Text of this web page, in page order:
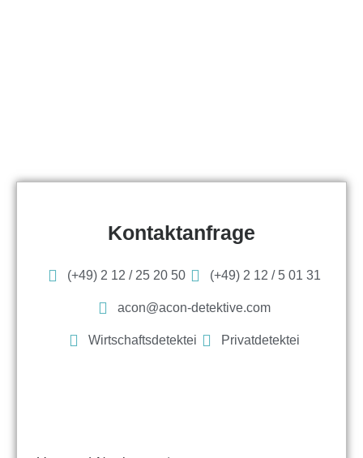
Kontaktanfrage
(+49) 2 12 / 25 20 50 (+49) 2 12 / 5 01 31
acon@acon-detektive.com
Wirtschaftsdetektei Privatdetektei